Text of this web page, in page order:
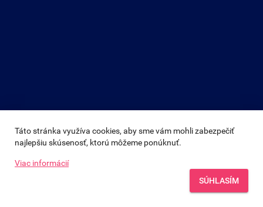
Táto stránka využíva cookies, aby sme vám mohli zabezpečiť
najlepšiu skúsenosť, ktorú môžeme ponúknuť.
Viac informácií
SÚHLASÍM